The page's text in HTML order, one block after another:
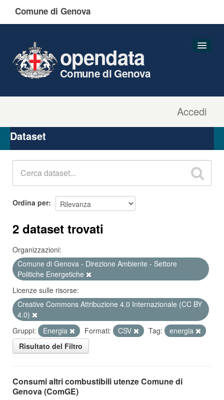
Comune di Genova
Accedi
opendata
Comune di Genova
Organizzazioni
Gruppi
Dataset
Ordina per
2 dataset trovati
Organizzazioni:
Comune di Genova - Direzione Ambiente - Settore
Politiche Energetiche
Licenze sulle risorse:
Creative Commons Attribuzione 4.0 Internazionale (CC BY
4.0)
Gruppi:
Energia Formati: CSV Tag:
energia
Risultato del Filtro
Consumi altri combustibili utenze Comune di
Genova (ComGE)